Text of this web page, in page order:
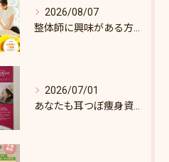
2026/08/07
2026/07/01